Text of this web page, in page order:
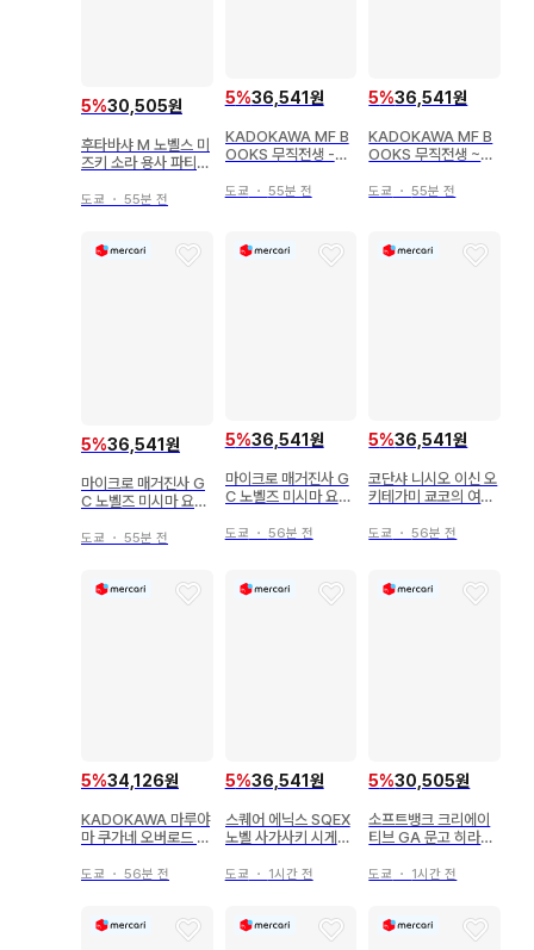
5%30,505원
후타바샤 M 노벨스 미
즈키 소라 용사 파티를
랭크 모험가에게 주워
도쿄 ・ 55분 전
5%36,541원
KADOKAWA MF B
OOKS 무직전생 -이
다- 2
도쿄 ・ 55분 전
5%36,541원
KADOKAWA MF B
OOKS 무직전생 ~이
12
도쿄 ・55분 전
5%36,541원
마이크로 매거진사 G
C 노벨즈 미시마 요무
브에게 힘든 세계입니
도쿄 ・ 55분 전
5%36,541원
마이크로 매거진사 G
C 노벨즈 미시마 요무
브에게 힘든 세계입니
도쿄 ・ 56분 전
5%36,541원
코단샤 니시오 이신 오
키테가미 쿄코의 여행
도쿄 ・56분 전
5%34,126원
KADOKAWA 마루야
마 쿠가네 오버로드 불
도쿄 ・ 56분 전
5%36,541원
스퀘어 에닉스 SQEX
노벨 사가사키 시게루
이 되다 ~그저 시골의
도쿄 ・ 1시간 전
5%30,505원
소프트뱅크 크리에이
티브 GA 문고 히라사
백합이 잘 된다 2
도쿄 ・ 1시간 전